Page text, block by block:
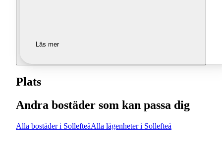
Läs mer
Plats
Andra bostäder som kan passa dig
Alla bostäder i SollefteåAlla lägenheter i Sollefteå